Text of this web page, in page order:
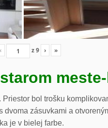
‹ z9 › »
bol trošku
zásuvkami a
je v bielej farbe.